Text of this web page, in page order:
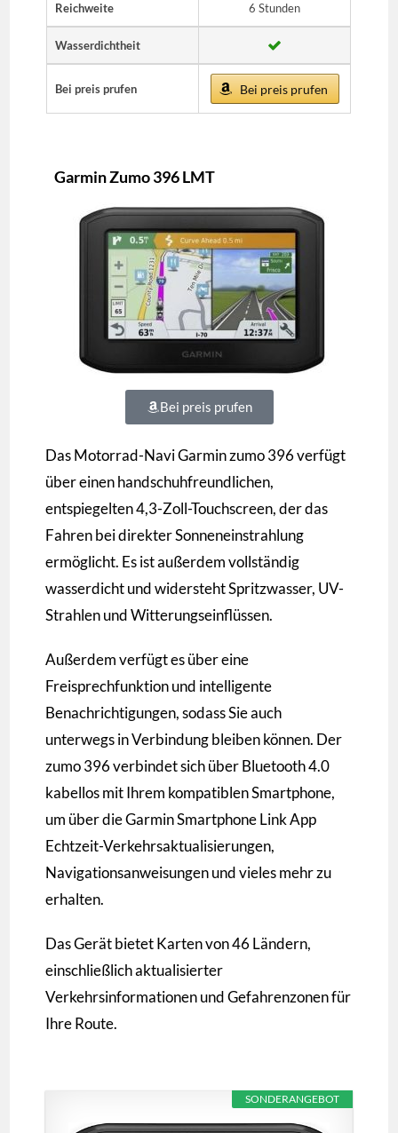
Reichweite 6 Stunden
Wasserdichtheit
Bei preis prufen Bei preis prufen
Garmin Zumo 396 LMT
Bei preis prufen
Das Motorrad-Navi Garmin zumo 396 verfügt
über einen handschuhfreundlichen,
entspiegelten 4,3-Zoll-Touchscreen, der das
Fahren bei direkter Sonneneinstrahlung
ermöglicht. Es ist außerdem vollständig
wasserdicht und widersteht Spritzwasser, UV-
Strahlen und Witterungseinflüssen.
Außerdem verfügt es über eine
Freisprechfunktion und intelligente
Benachrichtigungen, sodass Sie auch
unterwegs in Verbindung bleiben können. Der
zumo 396 verbindet sich über Bluetooth 4.0
kabellos mit Ihrem kompatiblen Smartphone,
um über die Garmin Smartphone Link App
Echtzeit-Verkehrsaktualisierungen,
Navigationsanweisungen und vieles mehr zu
erhalten.
Das Gerät bietet Karten von 46 Ländern,
einschließlich aktualisierter
Verkehrsinformationen und Gefahrenzonen für
Ihre Route.
SONDERANGEBOT